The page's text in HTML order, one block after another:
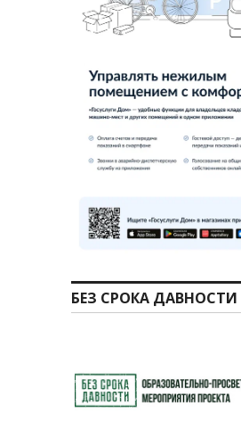
БЕЗ СРОКА ДАВНОСТИ